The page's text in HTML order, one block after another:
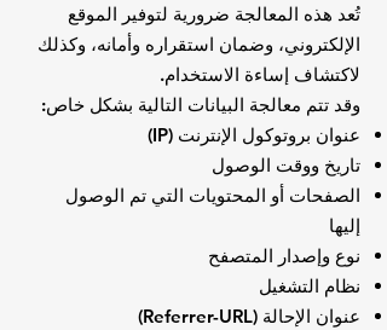
تُعد هذه المعالجة ضرورية لتوفير الموقع
الإلكتروني، وضمان استقراره وأمانه، وكذلك
لاكتشاف إساءة الاستخدام.
وقد تتم معالجة البيانات التالية بشكل خاص:
عنوان بروتوكول الإنترنت (IP)
تاريخ ووقت الوصول
الصفحات أو المحتويات التي تم الوصول
إليها
نوع وإصدار المتصفح
نظام التشغيل
عنوان الإحالة (Referrer-URL)